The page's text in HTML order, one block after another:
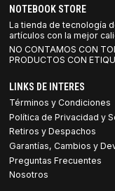
NOTEBOOK STORE
La tienda de tecnología
artículos con la mejor
NO CONTAMOS CON
PRODUCTOS CON
LINKS DE INTERES
Términos y Condiciones
Política de Privacidad y
Retiros y Despachos
Garantías, Cambios y
Preguntas Frecuentes
Nosotros